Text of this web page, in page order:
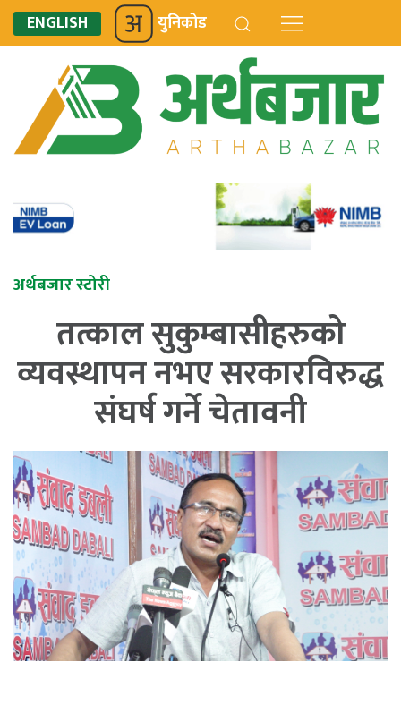
ENGLISH युनिकोड
अर्थबजार स्टोरी
तत्काल सुकुम्बासीहरुको
व्यवस्थापन नभए सरकारविरुद्ध
संघर्ष गर्ने चेतावनी